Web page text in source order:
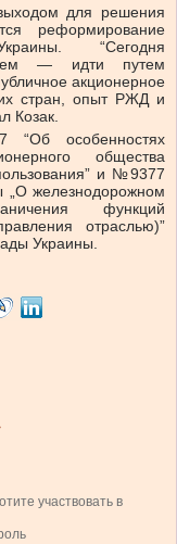
для решения
реформирование
“Сегодня
— идти путем
акционерное
стран, опыт РЖД и
Козак.
особенностях
общества
и №9377
„О железнодорожном
функций
отраслью)”
Украины.
участвовать в